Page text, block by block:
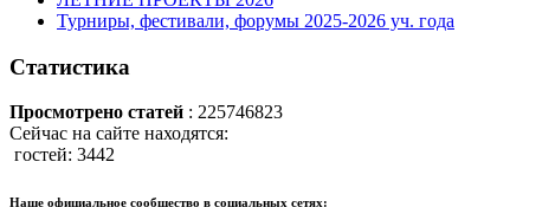
Турниры, фестивали, форумы 2025-2026 уч. года
Статистика
Просмотрено статей : 225746823
Сейчас на сайте находятся:
гостей: 3442
Наше официальное сообщество в социальных сетях: